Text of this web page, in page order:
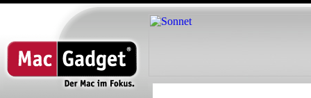
Direkt
zum